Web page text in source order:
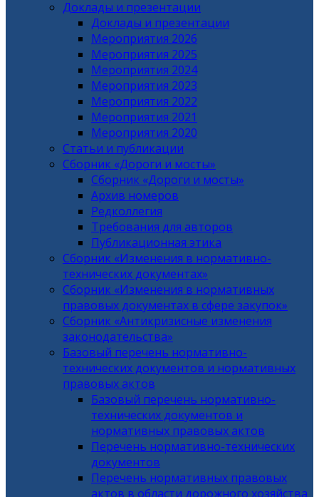
Доклады и презентации
Доклады и презентации
Мероприятия 2026
Мероприятия 2025
Мероприятия 2024
Мероприятия 2023
Мероприятия 2022
Мероприятия 2021
Мероприятия 2020
Статьи и публикации
Сборник «Дороги и мосты»
Сборник «Дороги и мосты»
Архив номеров
Редколлегия
Требования для авторов
Публикационная этика
Сборник «Изменения в нормативно-
технических документах»
Сборник «Изменения в нормативных
правовых документах в сфере закупок»
Сборник «Антикризисные изменения
законодательства»
Базовый перечень нормативно-
технических документов и нормативных
правовых актов
Базовый перечень нормативно-
технических документов и
нормативных правовых актов
Перечень нормативно-технических
документов
Перечень нормативных правовых
актов в области дорожного хозяйства